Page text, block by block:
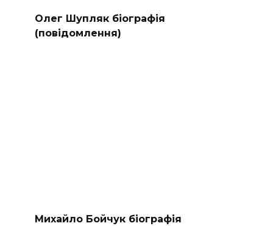
Олег Шупляк біографія
(повідомлення)
Михайло Бойчук біографія